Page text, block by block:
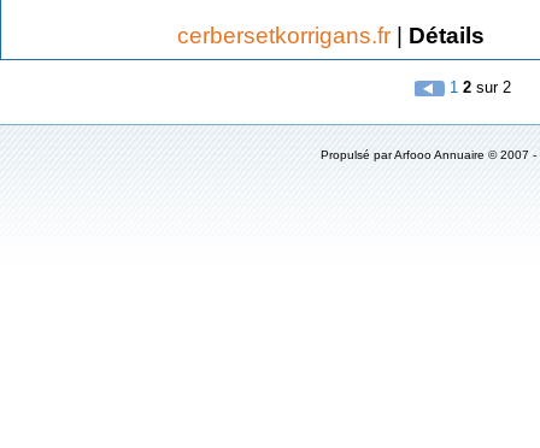
cerbersetkorrigans.fr | Détails
1 2 sur 2
Propulsé parArfooo Annuaire © 2007